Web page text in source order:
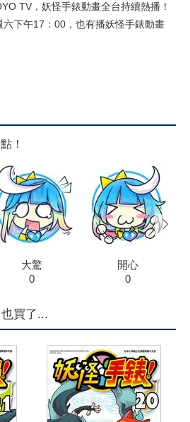
TV，妖怪手錶動畫全台持續熱播！
下午17：00，也有播妖怪手錶動畫
！
大驚
0
開心
0
next
買了...